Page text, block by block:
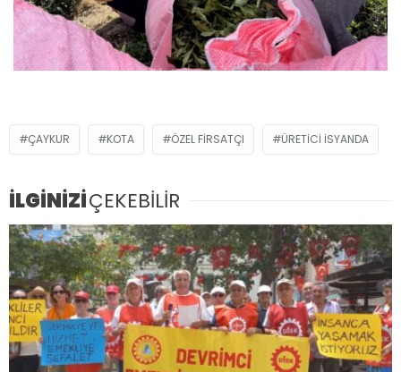
ÇAYKUR KOTA ÖZEL FIRSATÇI ÜRETICI ISYANDA
İLGİNİZİÇEKEBİLİR